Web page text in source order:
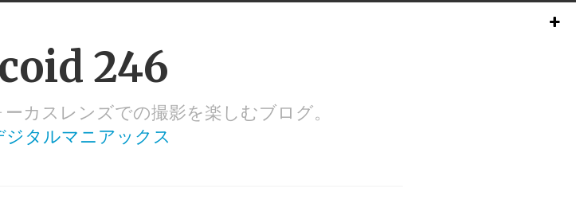
246
カスレンズでの撮影を楽しむブログ。
ジタルマニアックス